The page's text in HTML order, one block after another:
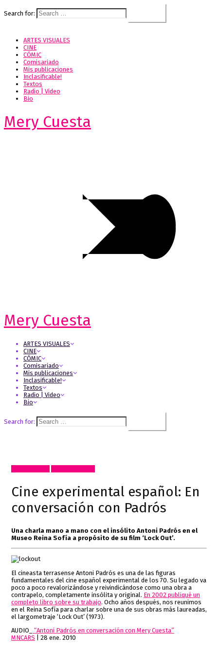
Search for:
ARTES VISUALES
CINE
CÓMIC
Comisariado
Mis publicaciones
Inclasificable!
Textos
Radio | Video
Bio
Mery Cuesta
Mery Cuesta
ARTES VISUALES
CINE
CÓMIC
Comisariado
Mis publicaciones
Inclasificable!
Textos
Radio | Video
Bio
Search for:
Cine experimental español: En
conversación con Padrós
Una charla mano a mano con el insólito Antoni Padrós en el
Museo Reina Sofía a propósito de su film ‘Lock Out’.
El cineasta terrasense Antoni Padrós es una de las figuras
fundamentales del cine español experimental de los 70. Su legado va
poco a poco revalorizándose y reivindicándose como una obra a
contrapelo, completamente insólita y original. En 2002 publiqué un
completo libro sobre su trabajo. Ocho años después, nos reunimos
en el Reina Sofía para charlar sobre una de sus obras más laureadas,
el largometraje ‘Lock Out’ (1973).
AUDIO_
“Antoni Padrós en conversación con Mery Cuesta”
MNCARS | 28 ene. 2010